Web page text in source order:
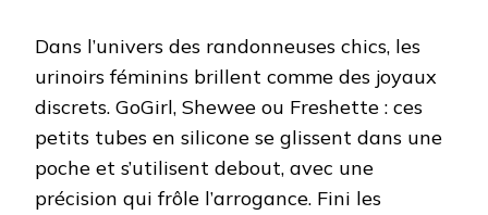
Dans l’univers des randonneuses chics, les
urinoirs féminins brillent comme des joyaux
discrets. GoGirl, Shewee ou Freshette : ces
petits tubes en silicone se glissent dans une
poche et s’utilisent debout, avec une
précision qui frôle l’arrogance. Fini les